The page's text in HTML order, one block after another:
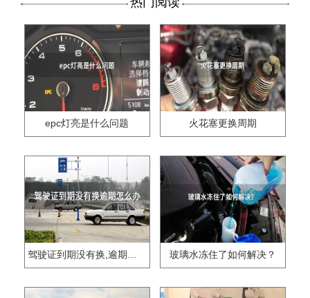
epc灯亮是什么问题 火花塞更换周期
驾驶证到期没有换,逾期怎么办?? 玻璃水冻住了如何解决？